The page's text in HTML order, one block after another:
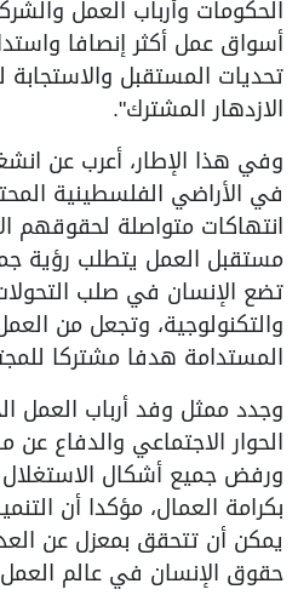
الحكومات وأرباب العمل
أسواق عمل أكثر إنصافا
تحديات المستقبل
الازدهار المشترك".
وفي هذا الإطار، أعرب عن
في الأراضي الفلسطينية
انتهاكات متواصلة لحقوقهم
مستقبل العمل يتطلب رؤية
تضع الإنسان في صلب
والتكنولوجية، وتجعل من
المستدامة هدفا مشتركا
وجدد ممثل وفد أرباب العمل
الحوار الاجتماعي والدفاع عن
ورفض جميع أشكال
بكرامة العمال، مؤكدا أن
يمكن أن تتحقق بمعزل عن
حقوق الإنسان في عالم